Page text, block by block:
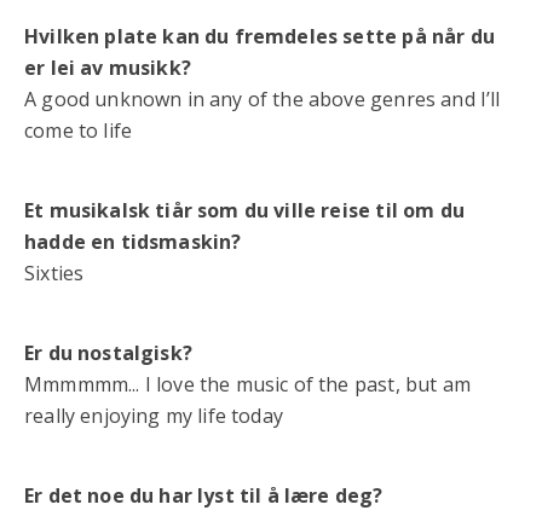
Hvilken plate kan du fremdeles sette på når du
er lei av musikk?
A good unknown in any of the above genres and I’ll
come to life
Et musikalsk tiår som du ville reise til om du
hadde en tidsmaskin?
Sixties
Er du nostalgisk?
Mmmmmm... I love the music of the past, but am
really enjoying my life today
Er det noe du har lyst til å lære deg?